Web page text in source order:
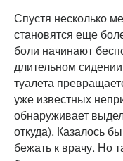
Спустя несколько
становятся еще
боли начинают
длительном
туалета
уже известных
обнаруживает
откуда). Казалось
бежать к врачу. Но